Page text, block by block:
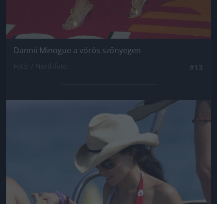
Dannii Minogue a vörös szőnyegen
Jön még kép!